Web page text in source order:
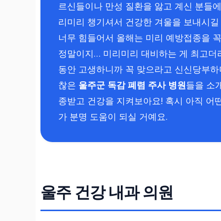
르신들이나 만성 질환을 앓고 계신 분들
리미리 챙기셔서 건강한 겨울을 보내시
너무 힘들어서 올해는 미리 예방접종을
정말이지… 미리미리 대비하는 게 최고
동안 고생하니까 꼭 맞으라고 신신당부
찮은 울주군 독감 폐렴 주사 병원들을 소
종받고 건강을 지켜보아요! 혹시 아직 어
가 분명 도움이 되실 거예요.
울주 건강 내과 의원